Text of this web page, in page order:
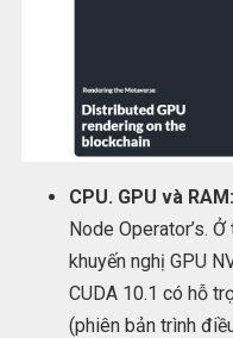
CPU. GPU và RAM:
Node Operator’s.
khuyến nghị GPU
CUDA 10.1 có hỗ
(phiên bản trình